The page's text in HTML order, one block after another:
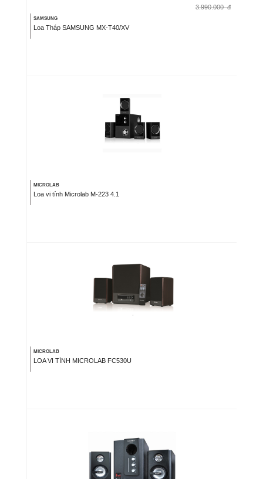
3.990.000 đ
SAMSUNG
Loa Tháp SAMSUNG MX-T40/XV
MICROLAB
Loa vi tính Microlab M-223 4.1
MICROLAB
LOA VI TÍNH MICROLAB FC530U